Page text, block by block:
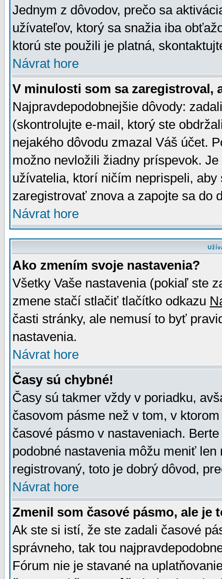
Jednym z dôvodov, prečo sa
užívateľov, ktorý sa snažia iba
ktorú ste použili je platná,
Návrat hore
V minulosti som sa zaregistroval,
Najpravdepodobnejšie dôvody:
(skontrolujte e-mail, ktorý ste
nejakého dôvodu zmazal Váš účet.
možno nevložili žiadny príspevok.
užívatelia, ktorí ničím neprispeli,
zaregistrovať znova a zapojte sa do
Návrat hore
Ako zmením svoje nastavenia?
Všetky Vaše nastavenia (pokiaľ ste
zmene stačí stlačiť tlačítko odkazu
časti stránky, ale nemusí to byť
nastavenia.
Návrat hore
Časy sú chybné!
Časy sú takmer vždy v poriadku,
časovom pásme než v tom, v
časové pásmo v nastaveniach.
podobné nastavenia môžu meniť
registrovaný, toto je dobrý dôvod,
Návrat hore
Zmenil som časové pásmo, ale je
Ak ste si istí, že ste zadali časové
správneho, tak tou
Fórum nie je stavané na